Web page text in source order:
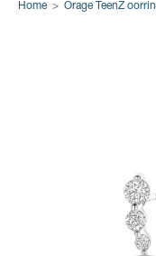
Home > Orage TeenZ